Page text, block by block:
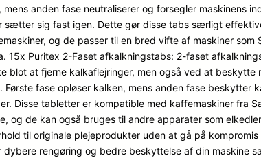
anden fase neutraliserer og forsegler maskinens
sætter sig fast igen. Dette gør disse tabs særligt
og de passer til en bred vifte af maskiner som
15x Puritex 2-Faset afkalkningstabs: 2-faset
blot at fjerne kalkaflejringer, men også ved at beskytte
Første fase opløser kalken, mens anden fase beskytter
Disse tabletter er kompatible med kaffemaskiner fra
og de kan også bruges til andre apparater som
til originale plejeprodukter uden at gå på kompromis
rengøring og bedre beskyttelse af din maskine